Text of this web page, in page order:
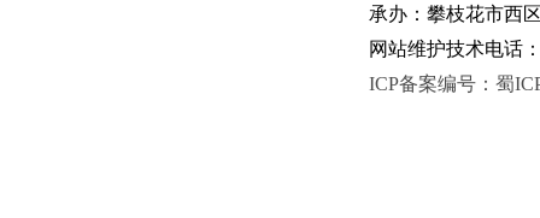
承办：攀枝花市西
网站维护技术电话
ICP备案编号：蜀